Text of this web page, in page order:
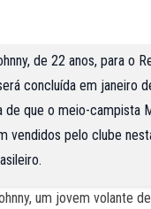
de 22 anos, para o
concluída em janeiro
de que o meio-campista
vendidos pelo clube
um jovem volante